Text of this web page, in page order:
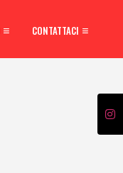
CONTATTACI